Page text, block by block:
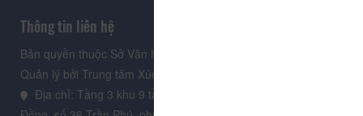
Thông tin liên hệ
Bản quyền thuộc Sở Văn hoá, Thể thao và Du lịch Lâm Đồng.
Quản lý bởi Trung tâm Xúc tiến Du lịch Lâm Đồng
Địa chỉ: Tầng 3 khu 9 tầng, Trung tâm Hành chính tỉnh Lâm